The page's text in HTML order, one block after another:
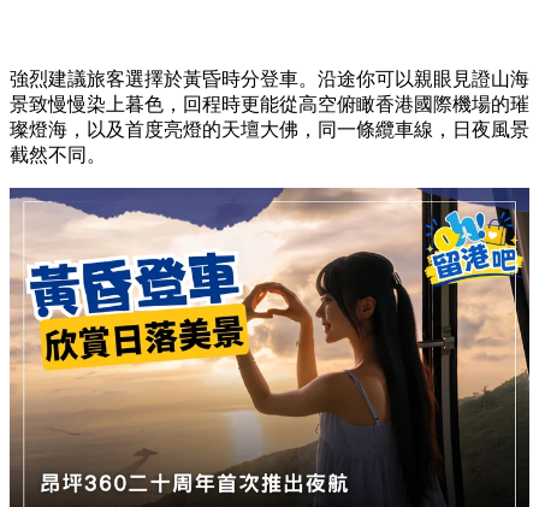
強烈建議旅客選擇於黃昏時分登車。沿途你可以親眼見證山海
景致慢慢染上暮色，回程時更能從高空俯瞰香港國際機場的璀
璨燈海，以及首度亮燈的天壇大佛，同一條纜車線，日夜風景
截然不同。